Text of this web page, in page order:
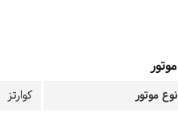
موتور
نوع موتور کوارتز